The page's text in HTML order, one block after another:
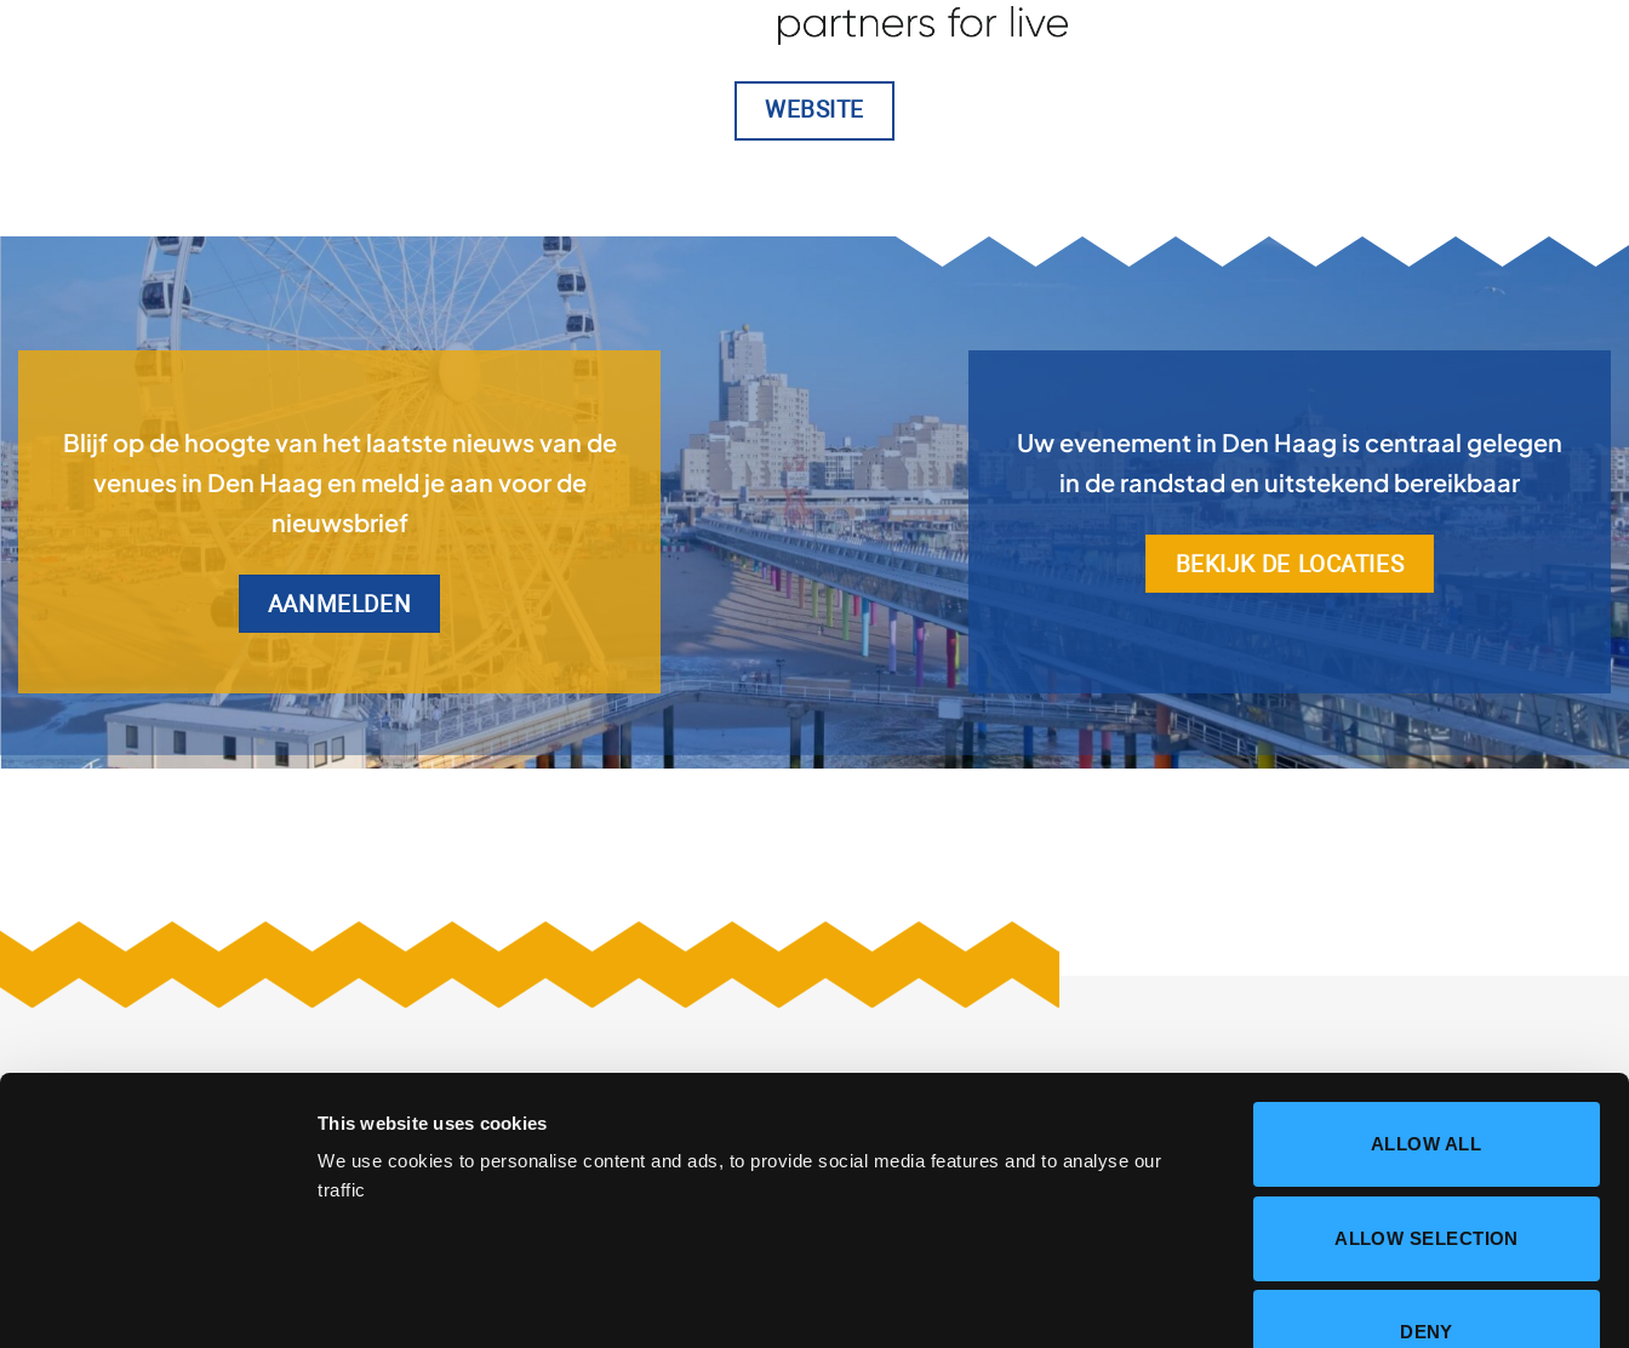
This website uses cookies
We use cookies to personalise content and ads, to provide social media features and to analyse our
traffic
ALLOW ALL
ALLOW SELECTION
DENY
WEBSITE
Blijf op de hoogte van het laatste nieuws van de
venues in Den Haag en meld je aan voor de
nieuwsbrief
AANMELDEN
Uw evenement in Den Haag is centraal gelegen
in de randstad en uitstekend bereikbaar
BEKIJK DE LOCATIES
Museon – Omniversum
Nieuwe Kerk
Nieuwspoort
Den Haag